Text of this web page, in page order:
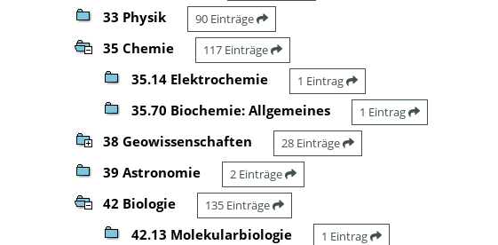
33 Physik 90 Einträge
35 Chemie 117 Einträge
35.14 Elektrochemie 1 Eintrag
35.70 Biochemie: Allgemeines 1 Eintrag
38 Geowissenschaften 28 Einträge
39 Astronomie 2 Einträge
42 Biologie 135 Einträge
42.13 Molekularbiologie 1 Eintrag